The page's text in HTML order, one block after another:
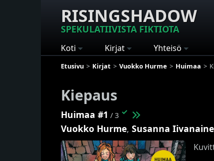
RISINGSHADOW
SPEKULATIIVISTA FIKTIOTA
Koti Kirjat Yhteisö
Etusivu Kirjat Vuokko Hurme Huimaa
Kiepaus
Huimaa #1 / 3 ✓
Vuokko Hurme, Susanna